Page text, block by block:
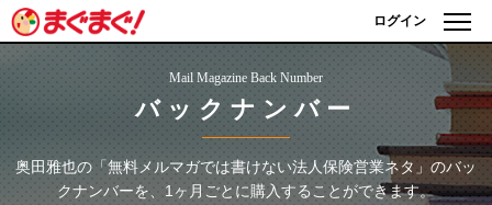
ログイン
Mail Magazine Back Number
バックナンバー
奥田雅也の「無料メルマガでは書けない法人保険営業ネタ」 のバッ
クナンバーを、1ヶ月ごとに購入することができます。